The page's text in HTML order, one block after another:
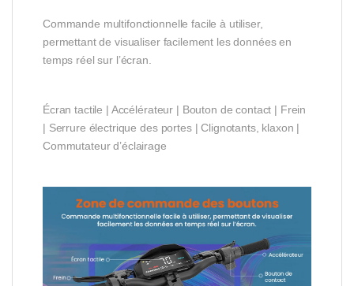
Commande multifonctionnelle facile à utiliser,
permettant de visualiser facilement les données en
temps réel sur l’écran.
Écran tactile | Accélérateur | Bouton de contact | Frein
| Serrure électrique des portes | Clignotants, klaxon |
Commutateur d’éclairage